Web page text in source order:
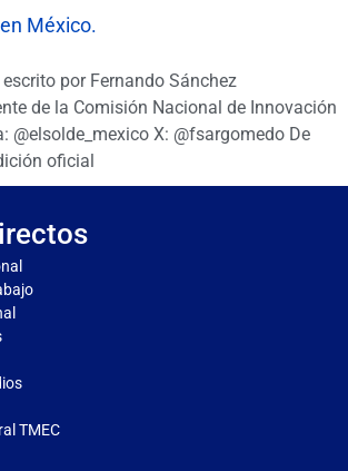
México.
por Fernando Sánchez
de la Comisión Nacional de Innovación
@elsolde_mexico X: @fsargomedo De
oficial
TMEC